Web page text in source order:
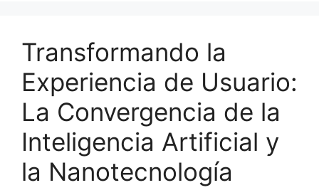
Transformando la
Experiencia de Usuario:
La Convergencia de la
Inteligencia Artificial y
la Nanotecnología